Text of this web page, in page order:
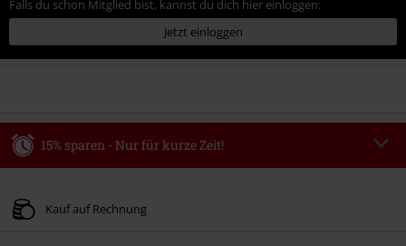
Falls du schon Mitglied bist, kannst du dich hier einloggen:
Jetzt einloggen
15% sparen - Nur für kurze Zeit!
Gültig bis zum 09.08.2026
Kauf auf Rechnung